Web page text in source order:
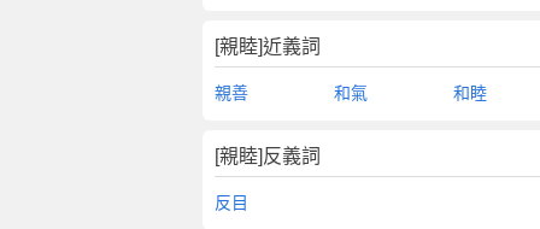
[親睦]近義詞
親善 和氣 和睦
[親睦]反義詞
反目